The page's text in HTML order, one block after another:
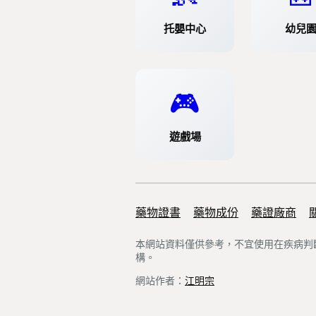
托嬰中心 幼兒園
🎮
遊戲場
Support links
藥物證書 藥物成份 藥證廠商
本網站資料僅供參考，不宜使用在疾病
構。
網站作者： 江明宗